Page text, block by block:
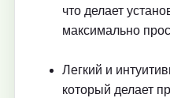
что делает
максимально
Легкий и
который делает